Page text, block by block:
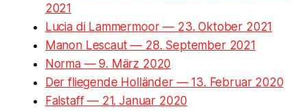
2021
Lucia di Lammermoor — 23. Oktober 2021
Manon Lescaut — 28. September 2021
Norma — 9. März 2020
Der fliegende Holländer — 13. Februar 2020
Falstaff — 21. Januar 2020